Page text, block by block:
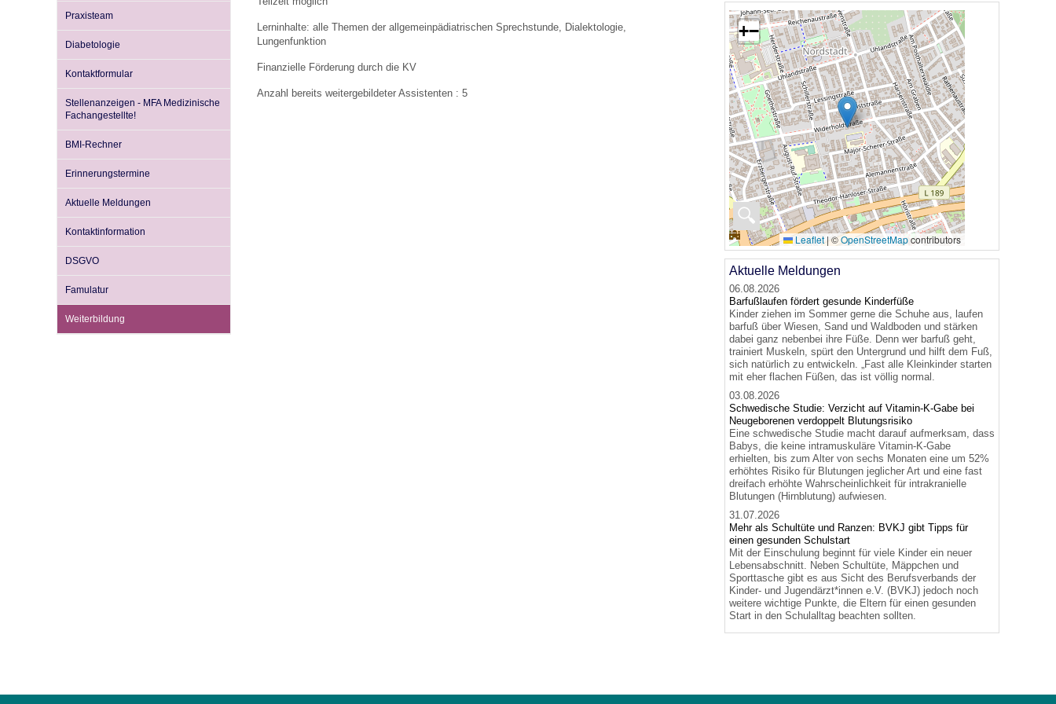
Impfsicherheit
Häufige Fragen
Notdienste
Empfehlungen zum Bildschirmmediengebrauch
Hörlexikon
Praxisteam
Diabetologie
Kontaktformular
Stellenanzeigen - MFA Medizinische
Fachangestellte!
BMI-Rechner
Erinnerungstermine
Aktuelle Meldungen
Kontaktinformation
DSGVO
Famulatur
Weiterbildung
Lerninhalte: alle Themen der allgemeinpädiatrischen Sprechstunde, Dialektologie,
Lungenfunktion
Finanzielle Förderung durch die KV
Anzahl bereits weitergebildeter Assistenten : 5
🔍
+−
Leaflet|©OpenStreetMapcontributors
Aktuelle Meldungen
06.08.2026
Barfußlaufen fördert gesunde Kinderfüße
Kinder ziehen im Sommer gerne die Schuhe aus, laufen
barfuß über Wiesen, Sand und Waldboden und stärken
dabei ganz nebenbei ihre Füße. Denn wer barfuß geht,
trainiert Muskeln, spürt den Untergrund und hilft dem Fuß,
sich natürlich zu entwickeln. „Fast alle Kleinkinder starten
mit eher flachen Füßen, das ist völlig normal.
03.08.2026
Schwedische Studie: Verzicht auf Vitamin-K-Gabe bei
Neugeborenen verdoppelt Blutungsrisiko
Eine schwedische Studie macht darauf aufmerksam, dass
Babys, die keine intramuskuläre Vitamin-K-Gabe
erhielten, bis zum Alter von sechs Monaten eine um 52%
erhöhtes Risiko für Blutungen jeglicher Art und eine fast
dreifach erhöhte Wahrscheinlichkeit für intrakranielle
Blutungen (Hirnblutung) aufwiesen.
31.07.2026
Mehr als Schultüte und Ranzen: BVKJ gibt Tipps für
einen gesunden Schulstart
Mit der Einschulung beginnt für viele Kinder ein neuer
Lebensabschnitt. Neben Schultüte, Mäppchen und
Sporttasche gibt es aus Sicht des Berufsverbands der
Kinder- und Jugendärzt*innen e.V. (BVKJ) jedoch noch
weitere wichtige Punkte, die Eltern für einen gesunden
Start in den Schulalltag beachten sollten.